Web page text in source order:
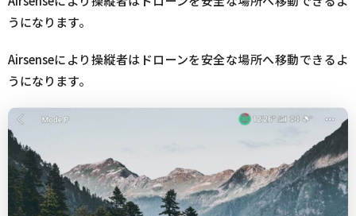
うになります。
Airsenseにより操縦者はドローンを安全な場所へ移動できるよ
うになります。